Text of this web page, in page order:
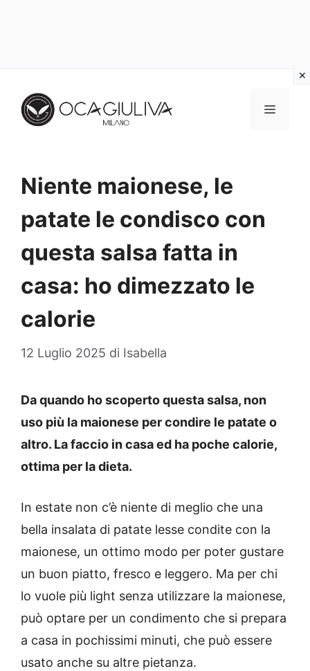
contenuto
MENU
Niente maionese, le
patate le condisco con
questa salsa fatta in
casa: ho dimezzato le
calorie
12 Luglio 2025 di Isabella
Da quando ho scoperto questa salsa, non
uso più la maionese per condire le patate o
altro. La faccio in casa ed ha poche calorie,
ottima per la dieta.
In estate non c’è niente di meglio che una
bella insalata di patate lesse condite con la
maionese, un ottimo modo per poter gustare
un buon piatto, fresco e leggero. Ma per chi
lo vuole più light senza utilizzare la maionese,
può optare per un condimento che si prepara
a casa in pochissimi minuti, che può essere
usato anche su altre pietanza.